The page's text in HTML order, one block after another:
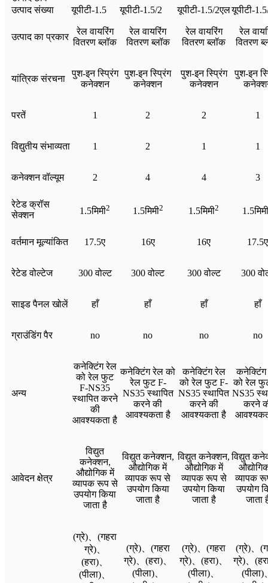
उत्पाद संख्या
यूपीटी-1.5 यूपीटी-1.5/2 यूपीटी-1.5/2एलयूपीटी-
उत्पाद का प्रकार
रेल वायरिंग
वितरण ब्लॉक
रेल वायरिंग
वितरण ब्लॉक
रेल वायरिंग
वितरण ब्लॉक
रेल
वितरण
यांत्रिक संरचना
पुश-इन स्प्रिंग
कनेक्शन
पुश-इन स्प्रिंग
कनेक्शन
पुश-इन स्प्रिंग
कनेक्शन
पुश-इन
परतें 1 2 2 1
विद्युतीय संभाव्यता 1 2 1 1
कनेक्शन वॉल्यूम 2 4 4 3
रेटेड क्रॉस
सेक्शन
1.5मिमी2 1.5मिमी2 1.5मिमी2 1.5मिमी
वर्तमान मूल्यांकित 17.5ए 16ए 16ए 17.5ए
रेटेड वोल्टेज 300 वोल्ट 300 वोल्ट 300 वोल्ट 300
साइड पैनल खोलें हाँ हाँ हाँ हाँ
ग्राउंडिंग पैर no no no no
अन्य
कनेक्टिंग रेल
को रेल फुट
F-NS35
स्थापित करने
की
आवश्यकता है
कनेक्टिंग रेल को
रेल फुट F-
NS35 स्थापित
करने की
आवश्यकता है
कनेक्टिंग रेल
को रेल फुट F-
NS35 स्थापित
करने की
आवश्यकता है
को रेल
NS35
करने
आवेदन क्षेत्र
विद्युत
कनेक्शन,
औद्योगिक में
व्यापक रूप से
उपयोग किया
जाता है
विद्युत कनेक्शन,
औद्योगिक में
व्यापक रूप से
उपयोग किया
जाता है
विद्युत कनेक्शन,
औद्योगिक में
व्यापक रूप से
उपयोग किया
जाता है
विद्युत
व्यापक
उपयोग
जाता
(ग्रे)、(गहरा
ग्रे)、
(हरा)、
(पीला)、
(ग्रे)、(गहरा
ग्रे)、(हरा)、
(पीला)、
(ग्रे)、(गहरा
ग्रे)、(हरा)、
(पीला)、
(ग्रे)、
ग्रे)、
(पीला)